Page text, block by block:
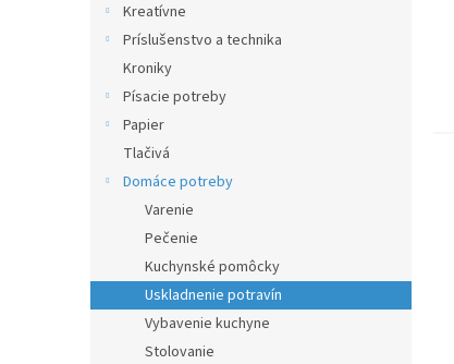
Kreatívne
Príslušenstvo a technika
Kroniky
Písacie potreby
Papier
Tlačivá
Domáce potreby
Varenie
Pečenie
Kuchynské pomôcky
Uskladnenie potravín
Vybavenie kuchyne
Stolovanie